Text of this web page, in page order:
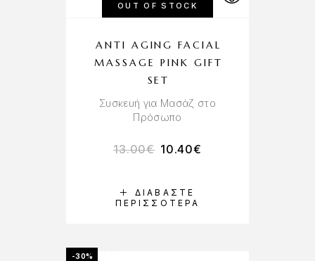
OUT OF STOCK
ΔΙΑΒΆΣΤΕ
ΠΕΡΙΣΣΌΤΕΡΑ
ANTI AGING FACIAL
MASSAGE PINK GIFT
SET
Συσκευή για Μασάζ στο
Πρόσωπο
13.00€ 10.40€
-30%